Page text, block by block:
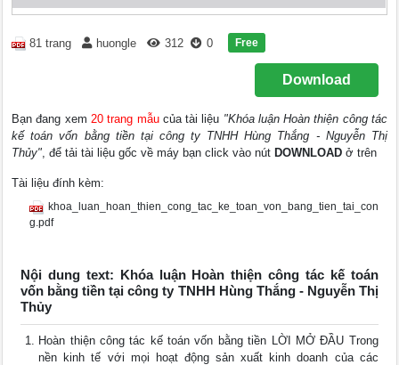
81 trang huongle 312 0 Free
Download
Bạn đang xem 20 trang mẫucủa tài liệu "Khóa luận Hoàn thiện công tác
kế toán vốn bằng tiền tại công ty TNHH Hùng Thắng - Nguyễn Thị
Thủy", để tải tài liệu gốc về máy bạn click vào nút DOWNLOAD ở trên
Tài liệu đính kèm:
khoa_luan_hoan_thien_cong_tac_ke_toan_von_bang_tien_tai_con
g.pdf
Nội dung text: Khóa luận Hoàn thiện công tác kế toán
vốn bằng tiền tại công ty TNHH Hùng Thắng - Nguyễn Thị
Thủy
Hoàn thiện công tác kế toán vốn bằng tiền LỜI MỞ ĐẦU Trong
nền kinh tế với mọi hoạt động sản xuất kinh doanh của các